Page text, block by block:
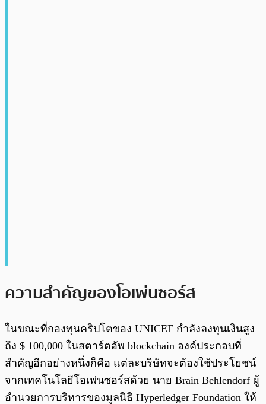
ความสำคัญของโอเพ่นซอร์ส
ในขณะที่กองทุนคริปโตของ UNICEF กำลังลงทุนเงินสูง
ถึง $ 100,000 ในสตาร์ตอัพ blockchain องค์ประกอบที่
สำคัญอีกอย่างหนึ่งก็คือ แต่ละบริษัทจะต้องใช้ประโยชน์
จากเทคโนโลยีโอเพ่นซอร์สด้วย นาย Brain Behlendorf ผู้
อำนวยการบริหารของมูลนิธิ Hyperledger Foundation ให้